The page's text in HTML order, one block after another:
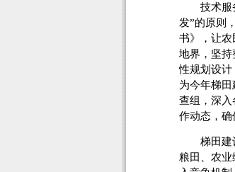
技术服务
发”的原则
书》，让农
地界，坚持
性规划设计
为今年梯
查组，深入
作动态，确
梯田建设
粮田、农业